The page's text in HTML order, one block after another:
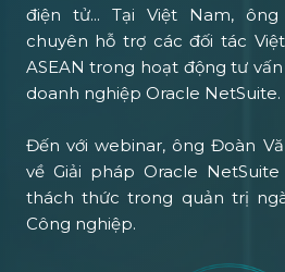
điện tử... Tại Việt Nam,
chuyên hỗ trợ các đối tác
ASEAN trong hoạt động tư
doanh nghiệp Oracle NetSuite.
Đến với webinar, ông Đoàn
về Giải pháp Oracle
thách thức trong quản trị
Công nghiệp.